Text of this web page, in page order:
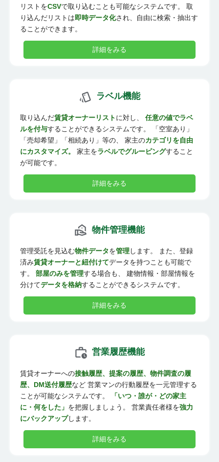
リストをCSVで取り込むことも可能なシステムです。 取
り込んだリストは即時データ化され、自由に検索・抽出す
ることができます。
詳細をみる
ラベル機能
取り込んだ賃貸オーナーリストに対し、 任意の値でラベ
ルを付与することができるシステムです。 「空室あり」
「売却希望」「相続あり」等の、 家主のカテゴリを自由
にカスタマイズ。
家主をラベルでグルーピングすること
が可能です。
詳細をみる
物件管理機能
管理受託を見込む物件データを管理します。 また、登録
済み賃貸オーナーと紐付けてデータを持つことも可能で
す。 部屋のみを管理する場合も、 建物情報・部屋情報を
分けてデータを格納することができるシステムです。
詳細をみる
営業履歴機能
賃貸オーナーへの接触履歴、提案の履歴、物件調査の履
歴、DM送付履歴など 営業マンの行動履歴を一元管理する
ことが可能なシステムです。
「いつ・誰が・どの家主
に・何をした」 を把握しましょう。 営業責任者様を強力
にバックアップします。
詳細をみる